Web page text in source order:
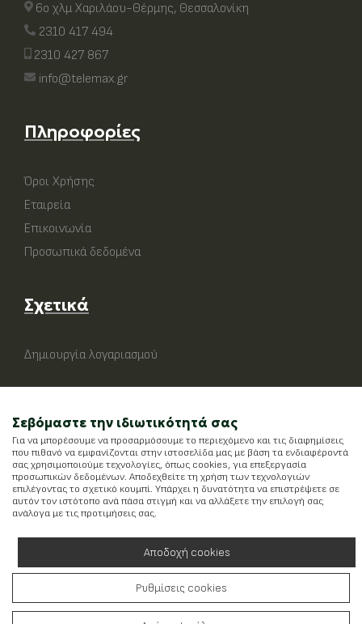
6ο χλμ Χαριλάου-Θέρμης, Θεσσαλονίκη
2310 417 494
2310 427 867
info@telemax.gr
Πληροφορίες
Όροι Χρήσης
Εταιρεία
Επικοινωνία
Προσωπικά δεδομένα
Σχετικά
Δημιουργία λογαριασμού
Running onWefia- Created by
Σεβόμαστε την ιδιωτικότητά σας
Για να μπορέσουμε να προσαρμόσουμε το περιεχόμενο και τις διαφημίσεις
που πιθανό να εμφανίζονται στην ιστοσελίδα μας με βάση τα ενδιαφέροντά
σας χρησιμοποιούμε τεχνολογίες, όπως cookies, για επεξεργασία
προσωπικών δεδομένων. Αποδεχθείτε τη χρήση των τεχνολογιών
επιλέγοντας το σχετικό κουμπί. Υπάρχει η δυνατότητα να επιστρέψετε σε
αυτόν τον ιστότοπο ανά πάσα στιγμή και να αλλάξετε την επιλογή σας
ανάλογα με τις προτιμήσεις σας.
Αποδοχή cookies
Ρυθμίσεις cookies